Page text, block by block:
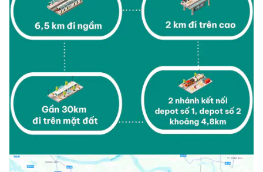
Tổng biên tập:Nguyễn Thị Hồng Nga
Phó Tổng biên tập:Nguyễn Sơn Tùng,
Nguyễn Đức Thắng, La Đức Hùng
0901 514 799
Quảng cáo và Phát hành:
0915 057 282
Email:
bandoc@baoxaydung.vn
Cấm sao chép dưới mọi hình thức nếu không có sự
chấp thuận bằng văn bản.